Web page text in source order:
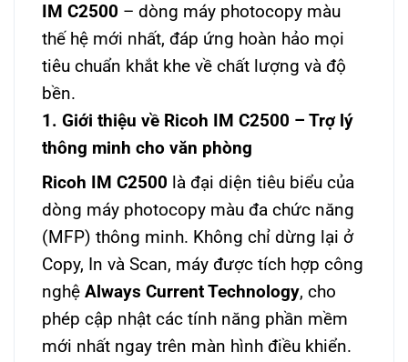
IM C2500 – dòng máy photocopy màu
thế hệ mới nhất, đáp ứng hoàn hảo mọi
tiêu chuẩn khắt khe về chất lượng và độ
bền.
1. Giới thiệu về Ricoh IM C2500 – Trợ lý
thông minh cho văn phòng
Ricoh IM C2500 là đại diện tiêu biểu của
dòng máy photocopy màu đa chức năng
(MFP) thông minh. Không chỉ dừng lại ở
Copy, In và Scan, máy được tích hợp công
nghệ Always Current Technology, cho
phép cập nhật các tính năng phần mềm
mới nhất ngay trên màn hình điều khiển.